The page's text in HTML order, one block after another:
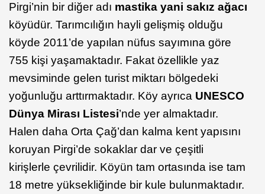
Pirgi’nin bir diğer adı mastika yani sakız ağacı
köyüdür. Tarımcılığın hayli gelişmiş olduğu
köyde 2011’de yapılan nüfus sayımına göre
755 kişi yaşamaktadır. Fakat özellikle yaz
mevsiminde gelen turist miktarı bölgedeki
yoğunluğu arttırmaktadır. Köy ayrıca UNESCO
Dünya Mirası Listesi’nde yer almaktadır.
Halen daha Orta Çağ’dan kalma kent yapısını
koruyan Pirgi’de sokaklar dar ve çeşitli
kirişlerle çevrilidir. Köyün tam ortasında ise tam
18 metre yüksekliğinde bir kule bulunmaktadır.